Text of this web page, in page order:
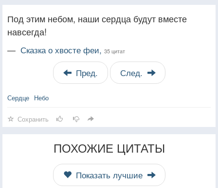
Под этим небом, наши сердца будут вместе
навсегда!
— Сказка о хвосте феи, 35 цитат
Пред. След.
Сердце Небо
Сохранить
ПОХОЖИЕ ЦИТАТЫ
Показать лучшие